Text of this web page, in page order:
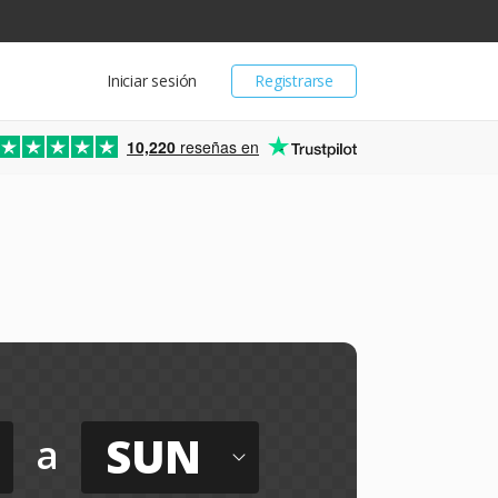
Registrarse
Iniciar sesión
10,220 reseñas en
a SUN